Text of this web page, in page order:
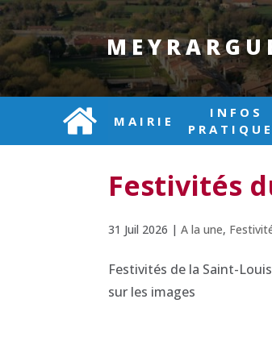
MAIRIE
INFOS
Festivités
31 Juil 2026 |A la une,
Festivités de la Saint-
sur les images